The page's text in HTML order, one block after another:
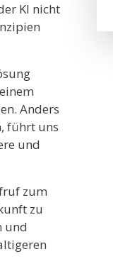
KI nicht
Anders
führt uns
und
zum
zu
und